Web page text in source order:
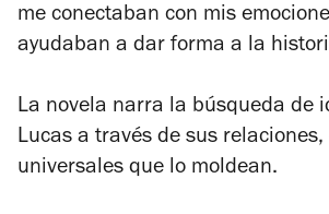
me conectaban con mis
ayudaban a dar forma a la
La novela narra la búsqueda de
Lucas a través de sus
universales que lo moldean.